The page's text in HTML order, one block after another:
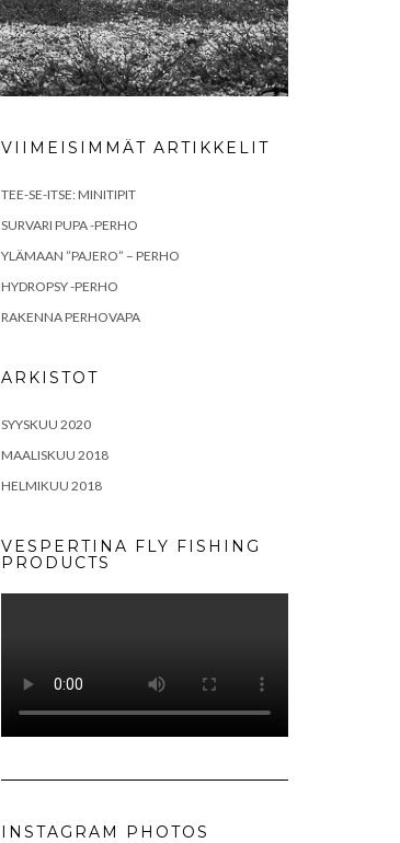
VIIMEISIMMÄT ARTIKKELIT
TEE-SE-ITSE: MINITIPIT
SURVARI PUPA -PERHO
YLÄMAAN ”PAJERO” – PERHO
HYDROPSY -PERHO
RAKENNA PERHOVAPA
ARKISTOT
SYYSKUU 2020
MAALISKUU 2018
HELMIKUU 2018
VESPERTINA FLY FISHING
PRODUCTS
INSTAGRAM PHOTOS